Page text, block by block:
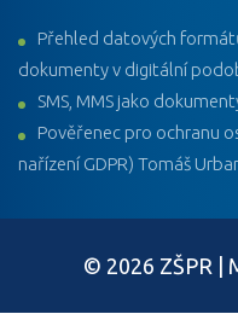
Přehled datových
dokumenty v digitální
SMS, MMS jako
Pověřenec pro ochranu
nařízení GDPR) Tomáš
© 2026 ZŠPR |